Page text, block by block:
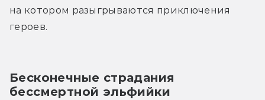
на котором разыгрываются приключения
героев.
Бесконечные страдания
бессмертной эльфийки